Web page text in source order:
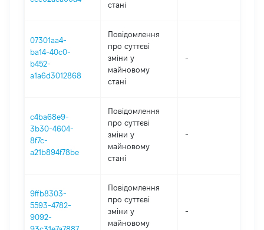
стані
07301aa4-
ba14-40c0-
b452-
a1a6d3012868
Повідомлення
про суттєві
зміни y
майновому
стані
-
c4ba68e9-
3b30-4604-
8f7c-
a21b894f78be
Повідомлення
про суттєві
зміни y
майновому
стані
-
9ffb8303-
5593-4782-
9092-
Повідомлення
про суттєві
зміни y
майновому
-